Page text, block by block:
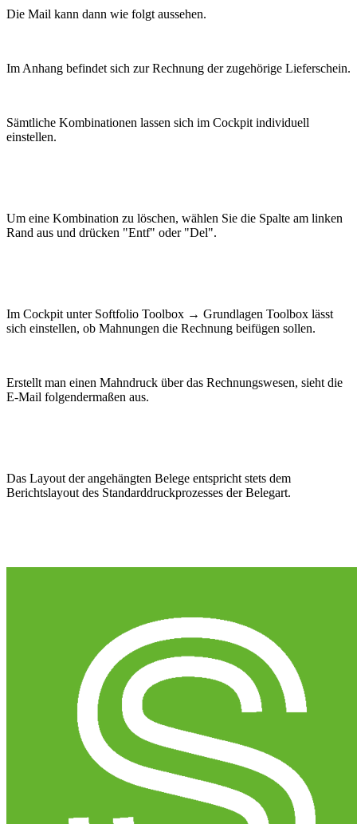
Die Mail kann dann wie folgt aussehen.
Im Anhang befindet sich zur Rechnung der zugehörige Lieferschein.
Sämtliche Kombinationen lassen sich im Cockpit individuell
einstellen.
Um eine Kombination zu löschen, wählen Sie die Spalte am linken
Rand aus und drücken "Entf" oder "Del".
Im Cockpit unter Softfolio Toolbox → Grundlagen Toolbox lässt
sich einstellen, ob Mahnungen die Rechnung beifügen sollen.
Erstellt man einen Mahndruck über das Rechnungswesen, sieht die
E-Mail folgendermaßen aus.
Das Layout der angehängten Belege entspricht stets dem
Berichtslayout des Standarddruckprozesses der Belegart.